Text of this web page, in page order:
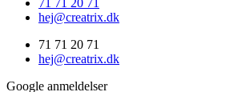
hej@creatrix.dk
71 71 20 71
hej@creatrix.dk
Google anmeldelser